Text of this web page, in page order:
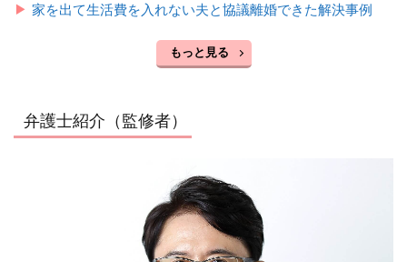
家を出て生活費を入れない夫と協議離婚できた解決事例
もっと見る
弁護士紹介（監修者）